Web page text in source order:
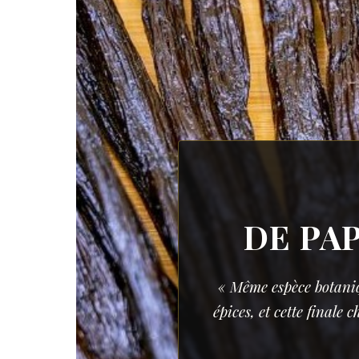
DE
« Même espèce
épices, et cette finale